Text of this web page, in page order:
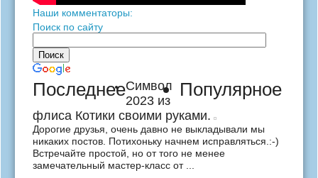
Наши комментаторы:
Поиск по сайту
Популярное
ПоследнееСимвол
2023 из
флиса Котики своими руками.
Дорогие друзья, очень давно не выкладывали мы
никаких постов. Потихоньку начнем исправляться.:-)
Встречайте простой, но от того не менее
замечательный мастер-класс от ...